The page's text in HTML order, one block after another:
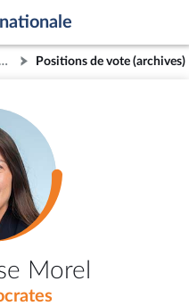
Bas-Rhin (6e circonscription) Positions de vote (archives)
Morel